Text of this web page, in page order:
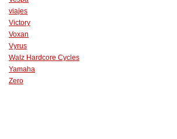
viajes
Victory
Voxan
Vyrus
Walz Hardcore Cycles
Yamaha
Zero